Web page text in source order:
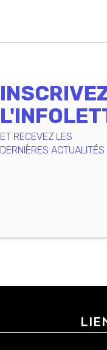
ET RECEVEZ LES
DERNIÈRES ACTUALITÉS